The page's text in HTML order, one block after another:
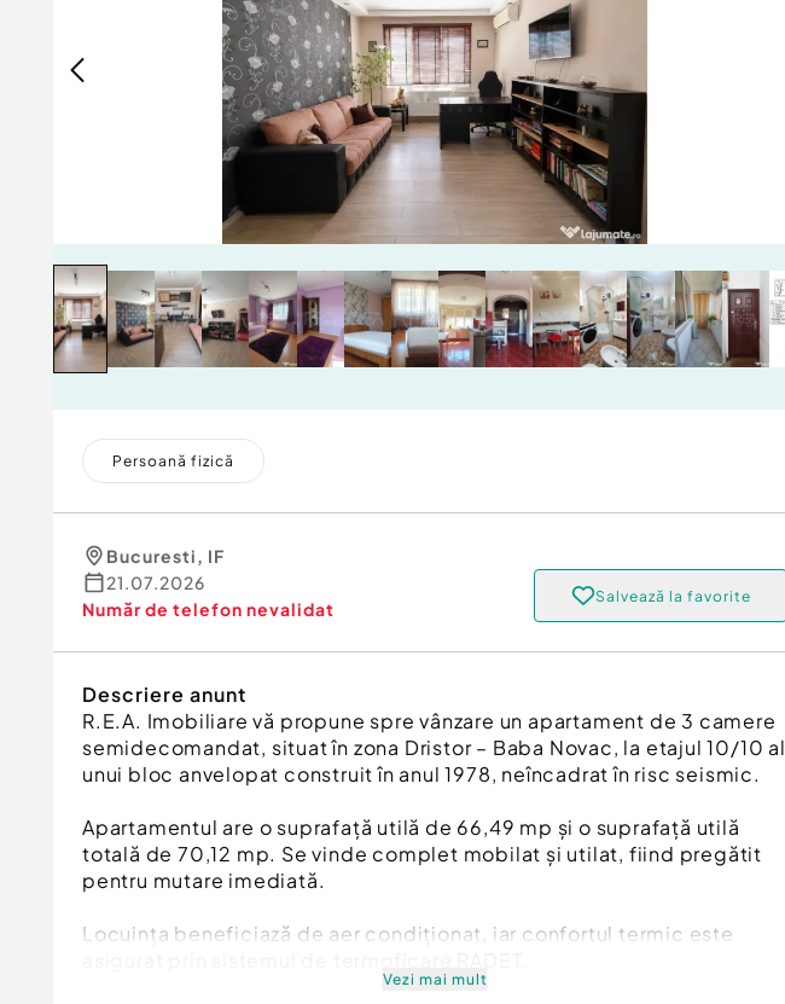
Persoană fizică
Bucuresti, IF
21.07.2026
Număr de telefon nevalidat
Salvează la favorite
Descriere anunt
R.E.A. Imobiliare vă propune spre vânzare un apartament de 3 camere
semidecomandat, situat în zona Dristor – Baba Novac, la etajul 10/10 al
unui bloc anvelopat construit în anul 1978, neîncadrat în risc seismic.
Apartamentul are o suprafață utilă de 66,49 mp și o suprafață utilă
totală de 70,12 mp. Se vinde complet mobilat și utilat, fiind pregătit
pentru mutare imediată.
Locuința beneficiază de aer condiționat, iar confortul termic este
Vezi mai mult